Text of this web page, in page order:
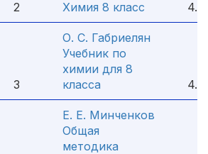
2
Химия 8 класс
4.8
3
О. С. Габриелян
Учебник по
химии для 8
класса
4.7
Е. Е. Минченков
Общая
методика